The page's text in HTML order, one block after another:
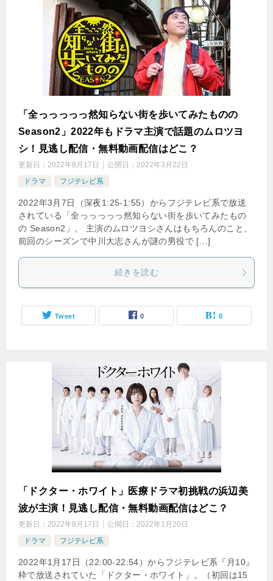
「全っっっっっ然知らない街を歩いてみたものの
Season2」2022年もドラマ主演で話題のムロツヨ
シ！見逃し配信・無料動画配信はどこ？
更新日： 2022年8月17日 公開日： 2022年3月22日
ドラマ
フジテレビ系
2022年3月7日（深夜1:25-1:55）からフジテレビ系で放送
されている「全っっっっっ然知らない街を歩いてみたもの
の Season2」。 主演のムロツヨシさんはもちろんのこと、
前回のシーズンで中川大志さんが謎の男役で […]
続きを読む
Tweet 0 0
「ドクター・ホワイト」医療ドラマ初挑戦の浜辺美
波が主演！見逃し配信・無料動画配信はどこ？
更新日： 2022年8月17日 公開日： 2022年1月20日
ドラマ
フジテレビ系
2022年1月17日（22:00-22:54）からフジテレビ系『月10』
枠で放送されていた「ドクター・ホワイト」。（初回は15